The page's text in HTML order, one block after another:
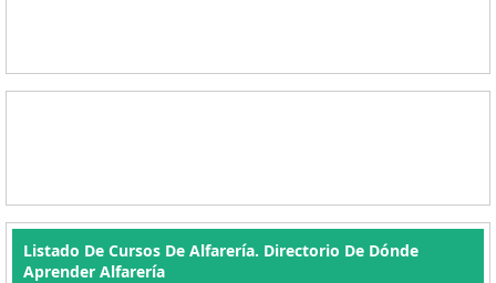
Listado De Cursos De Alfarería. Directorio De Dónde
Aprender Alfarería